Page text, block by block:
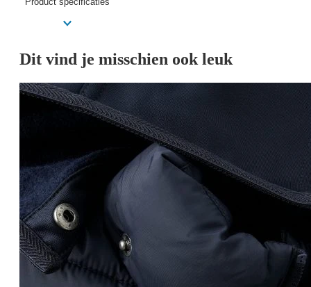
Dit vind je misschien ook leuk